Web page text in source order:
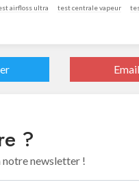
airfloss ultra test centrale vapeur
Email
?
notre newsletter !